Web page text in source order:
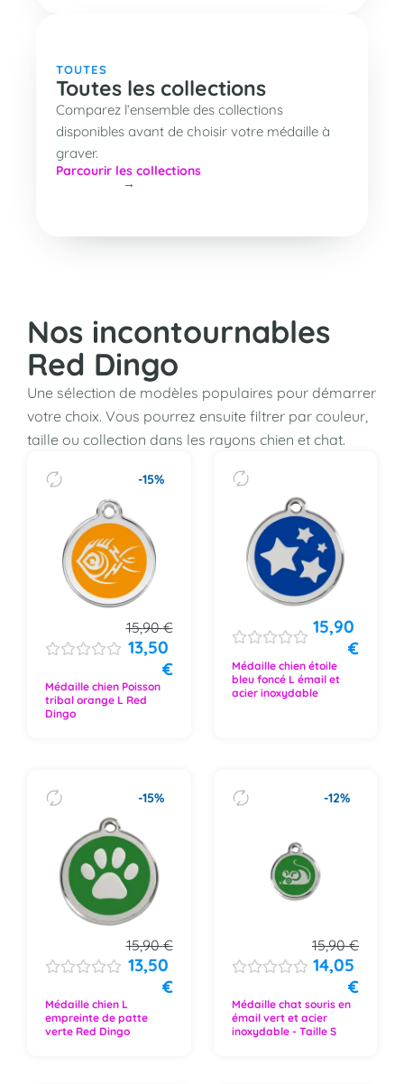
TOUTES
Toutes les collections
Comparez l’ensemble des collections
disponibles avant de choisir votre médaille à
graver.
Parcourir les collections
Nos incontournables
Red Dingo
Une sélection de modèles populaires pour démarrer
votre choix. Vous pourrez ensuite filtrer par couleur,
taille ou collection dans les rayons chien et chat.
-15%
15,90€
13,50
€
Médaille chien Poisson
tribal orange L Red
Dingo
15,90
€
Médaille chien étoile
bleu foncé L émail et
acier inoxydable
-15%
15,90€
13,50
€
Médaille chien L
empreinte de patte
verte Red Dingo
-12%
15,90€
14,05
€
Médaille chat souris en
émail vert et acier
inoxydable - Taille S